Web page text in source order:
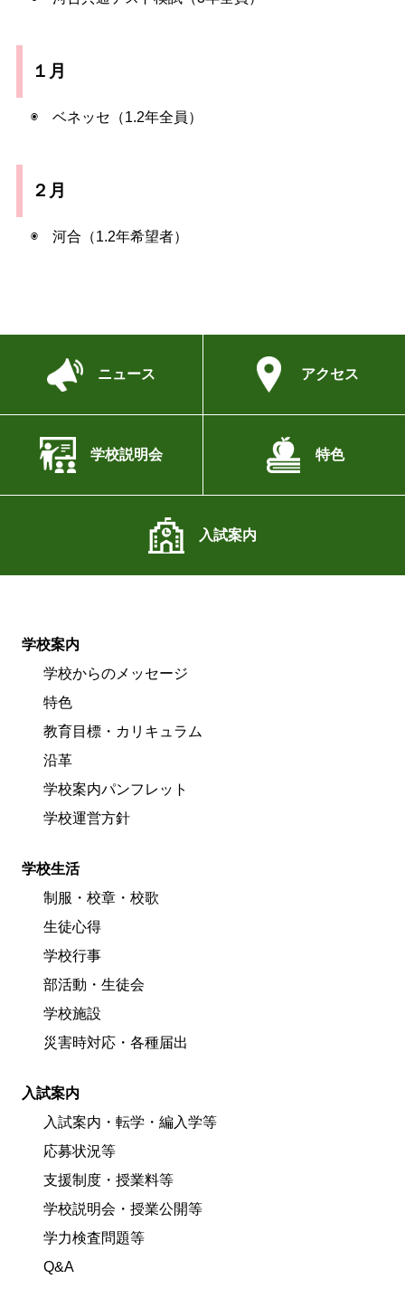
１月
◉ ベネッセ（1.2年全員）
２月
◉ 河合（1.2年希望者）
ニュース アクセス
学校説明会 特色
入試案内
学校案内
学校からのメッセージ
特色
教育目標・カリキュラム
沿革
学校案内パンフレット
学校運営方針
学校生活
制服・校章・校歌
生徒心得
学校行事
部活動・生徒会
学校施設
災害時対応・各種届出
入試案内
入試案内・転学・編入学等
応募状況等
支援制度・授業料等
学校説明会・授業公開等
学力検査問題等
Q&A